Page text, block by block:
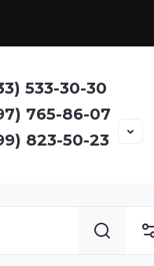
533-30-30
765-86-07
823-50-23